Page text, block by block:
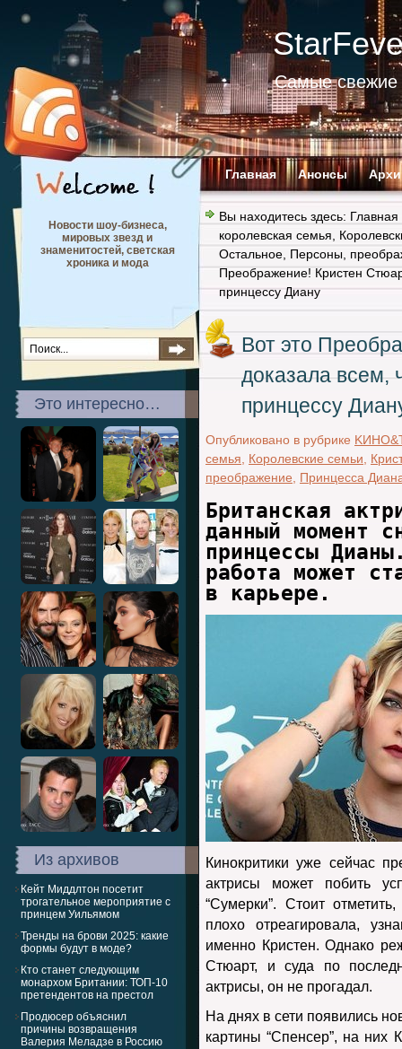
Самые свежие
Главная Анонсы
Новости шоу-бизнеса,
мировых звезд и
знаменитостей, светская
хроника и мода
Это интересно…
Из архивов
Кейт Миддлтон посетит
трогательное мероприятие с
принцем Уильямом
Тренды на брови 2025: какие
формы будут в моде?
Кто станет следующим
монархом Британии: ТОП-10
претендентов на престол
Продюсер объяснил
причины возвращения
Валерия Меладзе в Россию
Вы находитесь здесь: Главная
королевская семья
Остальное Персоны
Преображение! Кристен
принцессу Диану
Вот это
доказала всем,
принцессу
Опубликовано в рубрике
семья
Королевские семьи
преображение
Принцесса
Британская
данный момент
принцессы
работа может
в карьере.
Кинокритики уже сейчас
актрисы может побить
“Сумерки”. Стоит
плохо отреагировала,
именно Кристен. Однако
Стюарт, и суда по
актрисы, он не прогадал.
На днях в сети появились
картины “Спенсер”, на них